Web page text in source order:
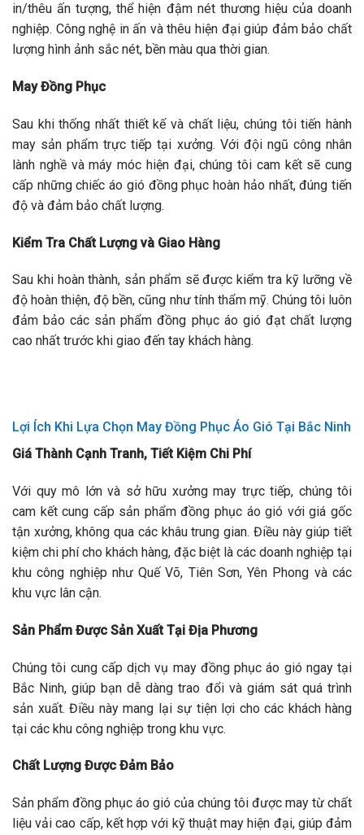
in/thêu ấn tượng, thể hiện đậm nét thương hiệu của doanh
nghiệp. Công nghệ in ấn và thêu hiện đại giúp đảm bảo chất
lượng hình ảnh sắc nét, bền màu qua thời gian.
May Đồng Phục
Sau khi thống nhất thiết kế và chất liệu, chúng tôi tiến hành
may sản phẩm trực tiếp tại xưởng. Với đội ngũ công nhân
lành nghề và máy móc hiện đại, chúng tôi cam kết sẽ cung
cấp những chiếc áo gió đồng phục hoàn hảo nhất, đúng tiến
độ và đảm bảo chất lượng.
Kiểm Tra Chất Lượng và Giao Hàng
Sau khi hoàn thành, sản phẩm sẽ được kiểm tra kỹ lưỡng về
độ hoàn thiện, độ bền, cũng như tính thẩm mỹ. Chúng tôi luôn
đảm bảo các sản phẩm đồng phục áo gió đạt chất lượng
cao nhất trước khi giao đến tay khách hàng.
Lợi Ích Khi Lựa Chọn May Đồng Phục Áo Gió Tại Bắc Ninh
Giá Thành Cạnh Tranh, Tiết Kiệm Chi Phí
Với quy mô lớn và sở hữu xưởng may trực tiếp, chúng tôi
cam kết cung cấp sản phẩm đồng phục áo gió với giá gốc
tận xưởng, không qua các khâu trung gian. Điều này giúp tiết
kiệm chi phí cho khách hàng, đặc biệt là các doanh nghiệp tại
khu công nghiệp như Quế Võ, Tiên Sơn, Yên Phong và các
khu vực lân cận.
Sản Phẩm Được Sản Xuất Tại Địa Phương
Chúng tôi cung cấp dịch vụ may đồng phục áo gió ngay tại
Bắc Ninh, giúp bạn dễ dàng trao đổi và giám sát quá trình
sản xuất. Điều này mang lại sự tiện lợi cho các khách hàng
tại các khu công nghiệp trong khu vực.
Chất Lượng Được Đảm Bảo
Sản phẩm đồng phục áo gió của chúng tôi được may từ chất
liệu vải cao cấp, kết hợp với kỹ thuật may hiện đại, giúp đảm